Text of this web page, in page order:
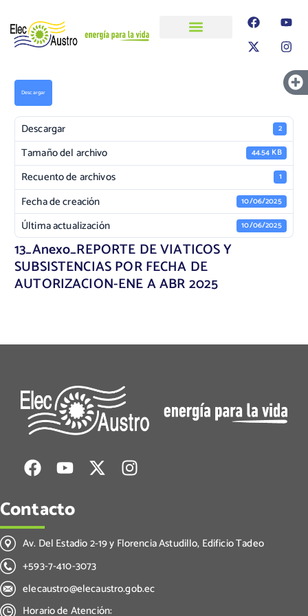
Descargar
Descargar 2
Tamaño del archivo 44.54 KB
Recuento de archivos 1
Fecha de creación 10/06/2025
Última actualización 10/06/2025
13_Anexo_REPORTE DE VIATICOS Y
SUBSISTENCIAS POR FECHA DE
AUTORIZACION-ENE A ABR 2025
Contacto
Av. Del Estadio 2-19 y Florencia Astudillo, Edificio Tadeo
+593-7-410-3073
elecaustro@elecaustro.gob.ec
Horario de Atención: